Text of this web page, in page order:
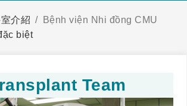
介紹
Bệnh viện Nhi đồng CMU
biệt
Team